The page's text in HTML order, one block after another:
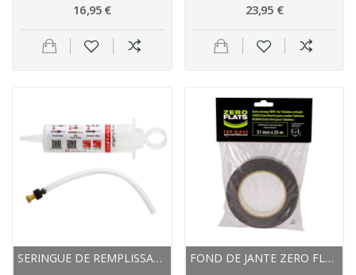
16,95 € 23,95 €
SERINGUE DE REMPLISSAGE EFFETTO MARIPOSA PVC... FOND DE JANTE ZERO FLATS AUTOCOLLANT ÉTANCHE...